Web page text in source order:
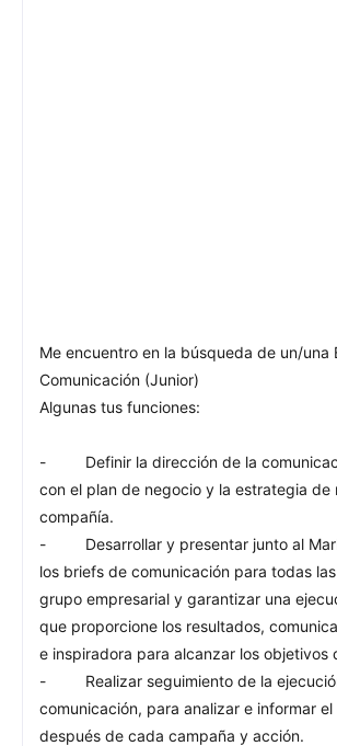
Me encuentro en la búsqueda de un/una
Comunicación (Junior)
Algunas tus funciones:
- Definir la dirección de la
con el plan de negocio y la estrategia de
compañía.
- Desarrollar y presentar junto al
los briefs de comunicación para todas
grupo empresarial y garantizar una
que proporcione los resultados,
e inspiradora para alcanzar los objetivos
- Realizar seguimiento de la
comunicación, para analizar e informar
después de cada campaña y acción.